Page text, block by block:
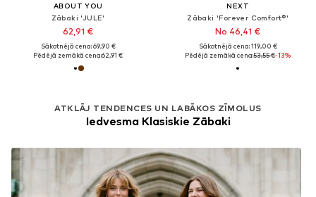
ABOUT YOU
Zābaki 'JULE'
62,91 €
Sākotnējā cena: 69,90 €
Pēdējā zemākā cena:62,91 €
NEXT
Zābaki 'Forever Comfort®'
No 46,41 €
Sākotnējā cena: 119,00 €
Pēdējā zemākā cena:53,55 €-13%
ATKLĀJ TENDENCES UN LABĀKOS ZĪMOLUS
Iedvesma Klasiskie Zābaki